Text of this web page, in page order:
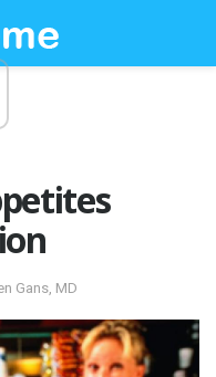
Gans, MD